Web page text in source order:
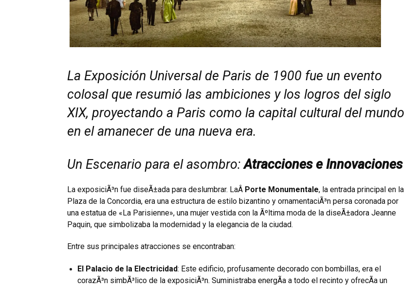
La Exposición Universal de Pari­s de 1900 fue un evento
colosal que resumió las ambiciones y los logros del siglo
XIX, proyectando a Pari­s como la capital cultural del mundo
en el amanecer de una nueva era.
Un Escenario para el asombro:Atracciones e Innovaciones
La exposiciÃ³n fue diseÃ±ada para deslumbrar. LaÂ Porte Monumentale, la entrada principal en la
Plaza de la Concordia, era una estructura de estilo bizantino y ornamentaciÃ³n persa coronada por
una estatua de «La Parisienne», una mujer vestida con la Ãºltima moda de la diseÃ±adora Jeanne
Paquin, que simbolizaba la modernidad y la elegancia de la ciudad.
Entre sus principales atracciones se encontraban:
El Palacio de la Electricidad: Este edificio, profusamente decorado con bombillas, era el
corazÃ³n simbÃ³lico de la exposiciÃ³n. Suministraba energÃ­a a todo el recinto y ofrecÃ­a un